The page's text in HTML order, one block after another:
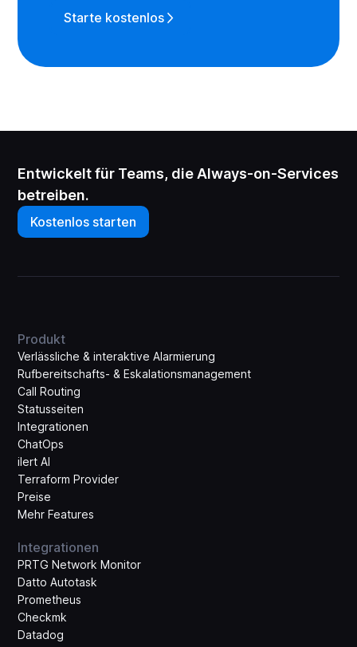
Starte kostenlos
Entwickelt für Teams, die Always-on-Services
betreiben.
Kostenlos starten
Produkt
Verlässliche & interaktive Alarmierung
Rufbereitschafts- & Eskalations­management
Call Routing
Statusseiten
Integrationen
ChatOps
ilert AI
Terraform Provider
Preise
Mehr Features
Integrationen
PRTG Network Monitor
Datto Autotask
Prometheus
Checkmk
Datadog